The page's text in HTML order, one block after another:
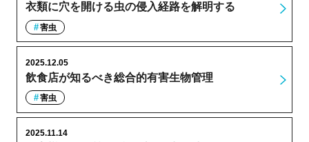
衣類に穴を開ける虫の侵入経路を解明する
害虫
飲食店が知るべき総合的有害生物管理
2025.12.05
害虫
2025.11.14